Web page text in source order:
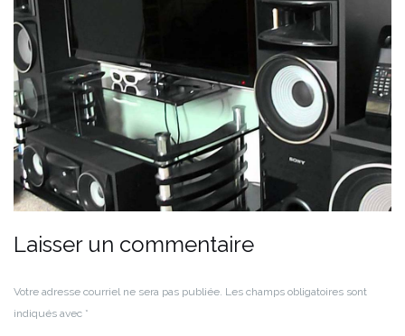
Laisser un commentaire
Votre adresse courriel ne sera pas publiée. Les champs obligatoires sont
indiqués avec *